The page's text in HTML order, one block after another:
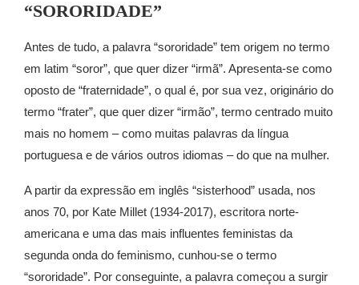
“SORORIDADE”
Antes de tudo, a palavra “sororidade” tem origem no termo
em latim “soror”, que quer dizer “irmã”. Apresenta-se como
oposto de “fraternidade”, o qual é, por sua vez, originário do
termo “frater”, que quer dizer “irmão”, termo centrado muito
mais no homem – como muitas palavras da língua
portuguesa e de vários outros idiomas – do que na mulher.
A partir da expressão em inglês “sisterhood” usada, nos
anos 70, por Kate Millet (1934-2017), escritora norte-
americana e uma das mais influentes feministas da
segunda onda do feminismo, cunhou-se o termo
“sororidade”. Por conseguinte, a palavra começou a surgir